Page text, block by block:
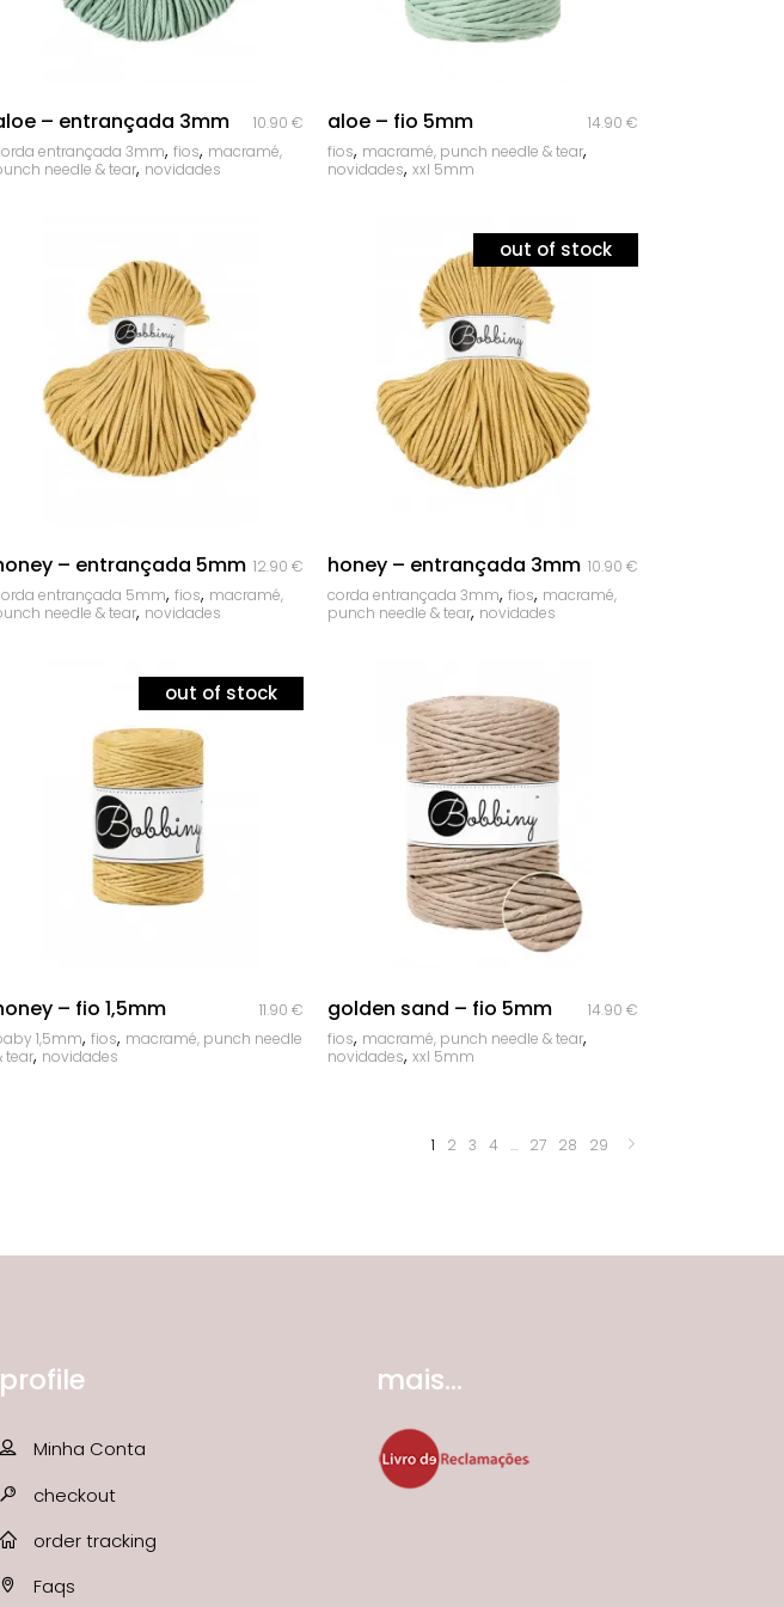
– entrançada 3mm 10.90 €
entrançada 3mm, fios, macramé,
needle & tear, novidades
aloe – fio 5mm 14.90 €
fios, macramé, punch needle & tear,
novidades, xxl 5mm
– entrançada 5mm 12.90 €
entrançada 5mm, fios, macramé,
needle & tear, novidades
out of stock
honey – entrançada 3mm 10.90 €
corda entrançada 3mm, fios, macramé,
punch needle & tear, novidades
out of stock
– fio 1,5mm 11.90 €
1,5mm, fios, macramé, punch needle
tear, novidades
golden sand – fio 5mm 14.90 €
fios, macramé, punch needle & tear,
novidades, xxl 5mm
1 2 3 4 … 27 28 29
profile
Minha Conta
checkout
order tracking
Faqs
mais...